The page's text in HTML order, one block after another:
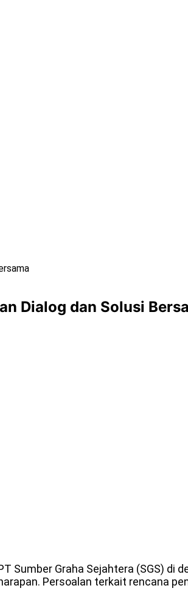
Dialog dan Solusi
Sumber Graha Sejahtera (SGS) di
Persoalan terkait rencana